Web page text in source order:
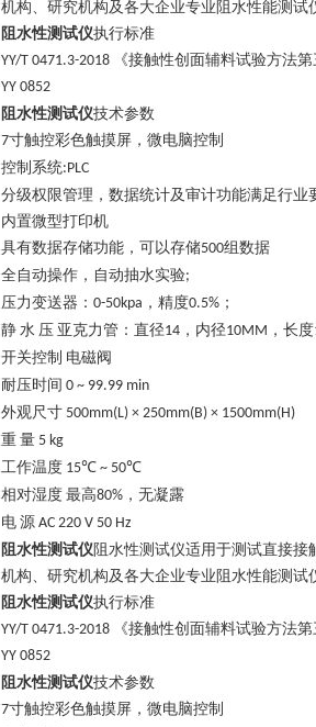
机构、研究机构及各大企业专业阻水性能测试
阻水性测试仪执行标准
YY/T 0471.3-2018
《接触性创面辅料试验方法第
YY 0852
阻水性测试仪技术参数
7寸触控彩色触摸屏，微电脑控制
控制系统:PLC
分级权限管理，数据统计及审计功能满足行业
内置微型打印机
具有数据存储功能，可以存储500组数据
全自动操作，自动抽水实验;
压力变送器 ： 0-50kpa ，精度0.5% ；
静 水 压 亚克力管：直径14 ，内径10MM ，长度
开关控制 电磁阀
耐压时间 0 ~ 99.99 min
外观尺寸 500mm(L) × 250mm(B) × 1500mm(H)
重 量 5 kg
工作温度 15℃ ~ 50℃
相对湿度 最高80% ，无凝露
电 源 AC 220 V 50 Hz
阻水性测试仪阻水性测试仪适用于测试直接
机构、研究机构及各大企业专业阻水性能测试
阻水性测试仪执行标准
YY/T 0471.3-2018
《接触性创面辅料试验方法第
YY 0852
阻水性测试仪技术参数
7寸触控彩色触摸屏，微电脑控制